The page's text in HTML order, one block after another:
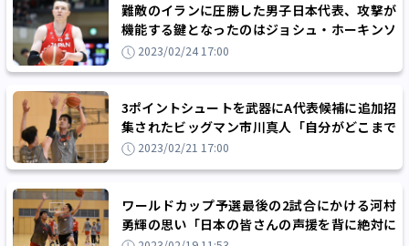
難敵のイランに圧勝した男子日本代表、攻撃が
機能する鍵となったのはジョシュ・ホーキンソ
ンの非凡なパスセンス
2023/02/24 17:00
3ポイントシュートを武器にA代表候補に追加招
集されたビッグマン市川真人「自分がどこまで
通用できるか積極的にチャレンジしたい」
2023/02/21 17:00
ワールドカップ予選最後の2試合にかける河村
勇輝の思い「日本の皆さんの声援を背に絶対に